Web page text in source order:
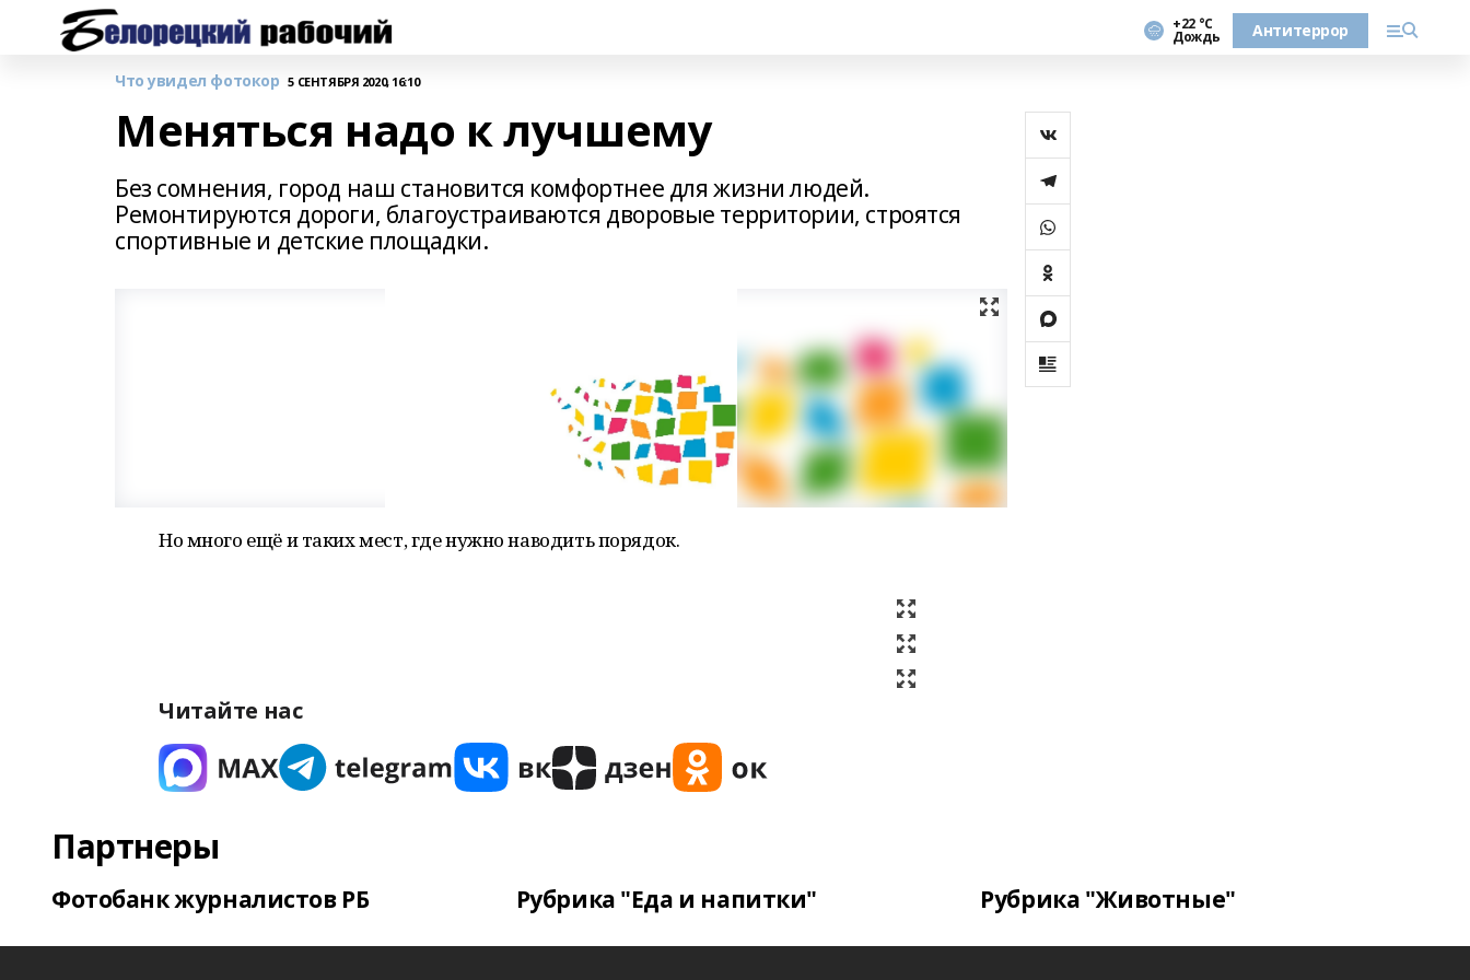
+22 °С
Дождь Антитеррор
Что увидел фотокор 5 СЕНТЯБРЯ 2020, 16:10
Меняться надо к лучшему
Без сомнения, город наш становится комфортнее для жизни людей.
Ремонтируются дороги, благоустраиваются дворовые территории, строятся
спортивные и детские площадки.
Но много ещё и таких мест, где нужно наводить порядок.
Читайте нас
Партнеры
Фотобанк журналистов РБ Рубрика "Еда и напитки" Рубрика "Животные"